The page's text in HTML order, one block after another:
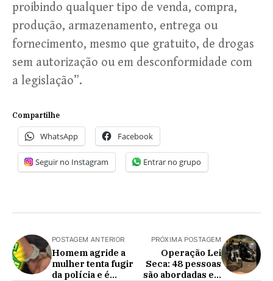
proibindo qualquer tipo de venda, compra,
produção, armazenamento, entrega ou
fornecimento, mesmo que gratuito, de drogas
sem autorização ou em desconformidade com
a legislação”.
Compartilhe
WhatsApp Facebook
Seguir no Instagram Entrar no grupo
POSTAGEM ANTERIOR
Homem agride a
mulher tenta fugir
da polícia e é
PRÓXIMA POSTAGEM
Operação Lei
Seca: 48 pessoas
são abordadas e 3